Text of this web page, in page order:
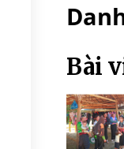
Bài